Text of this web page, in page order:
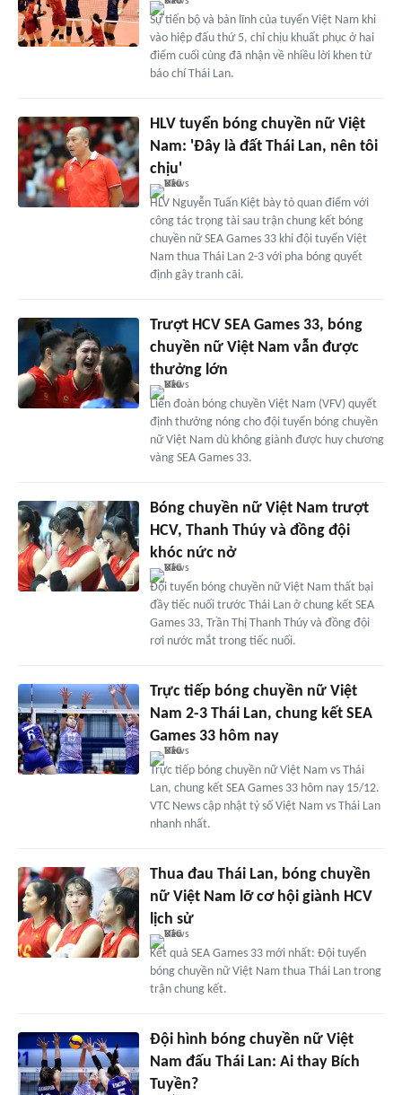
Sự tiến bộ và bản lĩnh của tuyển Việt Nam khi
vào hiệp đấu thứ 5, chỉ chịu khuất phục ở hai
điểm cuối cùng đã nhận về nhiều lời khen từ
báo chí Thái Lan.
HLV tuyển bóng chuyền nữ Việt
Nam: 'Đây là đất Thái Lan, nên tôi
chịu'
HLV Nguyễn Tuấn Kiệt bày tỏ quan điểm với
công tác trọng tài sau trận chung kết bóng
chuyền nữ SEA Games 33 khi đội tuyển Việt
Nam thua Thái Lan 2-3 với pha bóng quyết
định gây tranh cãi.
Trượt HCV SEA Games 33, bóng
chuyền nữ Việt Nam vẫn được
thưởng lớn
Liên đoàn bóng chuyền Việt Nam (VFV) quyết
định thưởng nóng cho đội tuyển bóng chuyền
nữ Việt Nam dù không giành được huy chương
vàng SEA Games 33.
Bóng chuyền nữ Việt Nam trượt
HCV, Thanh Thúy và đồng đội
khóc nức nở
Đội tuyển bóng chuyền nữ Việt Nam thất bại
đầy tiếc nuối trước Thái Lan ở chung kết SEA
Games 33, Trần Thị Thanh Thúy và đồng đội
rơi nước mắt trong tiếc nuối.
Trực tiếp bóng chuyền nữ Việt
Nam 2-3 Thái Lan, chung kết SEA
Games 33 hôm nay
Trực tiếp bóng chuyền nữ Việt Nam vs Thái
Lan, chung kết SEA Games 33 hôm nay 15/12.
VTC News cập nhật tỷ số Việt Nam vs Thái Lan
nhanh nhất.
Thua đau Thái Lan, bóng chuyền
nữ Việt Nam lỡ cơ hội giành HCV
lịch sử
Kết quả SEA Games 33 mới nhất: Đội tuyển
bóng chuyền nữ Việt Nam thua Thái Lan trong
trận chung kết.
Đội hình bóng chuyền nữ Việt
Nam đấu Thái Lan: Ai thay Bích
Tuyền?